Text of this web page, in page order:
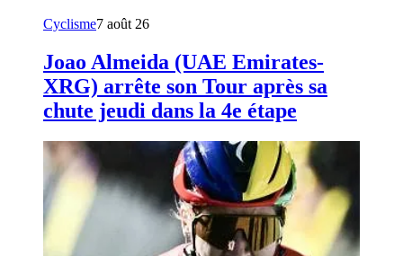
Cyclisme7 août 26
Joao Almeida (UAE Emirates-
XRG) arrête son Tour après sa
chute jeudi dans la 4e étape